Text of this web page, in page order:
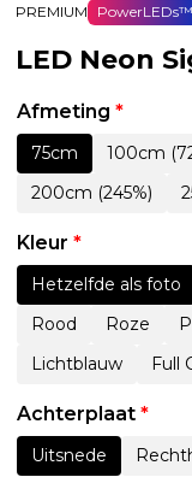
PREMIUM PowerLEDs™
LED Neon
Afmeting *
75cm 100cm
200cm (245%)
Kleur *
Hetzelfde als foto
Rood
Roze
Lichtblauw
Full
Achterplaat *
Uitsnede